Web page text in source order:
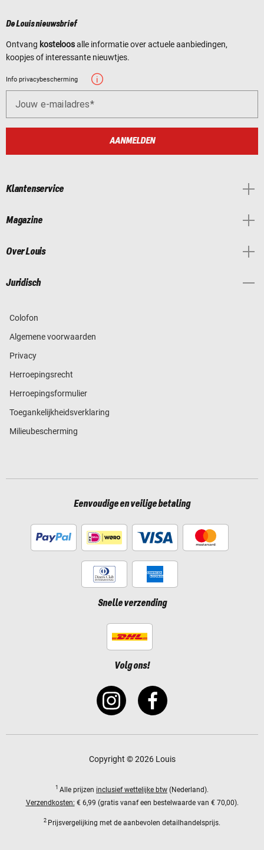
De Louis nieuwsbrief
Ontvang kosteloosalle informatie over actuele aanbiedingen,
koopjes of interessante nieuwtjes.
Info privacybescherming
Jouw e-mailadres
AANMELDEN
Klantenservice
Magazine
Over Louis
Juridisch
Colofon
Algemene voorwaarden
Privacy
Herroepingsrecht
Herroepingsformulier
Toegankelijkheidsverklaring
Milieubescherming
Eenvoudige en veilige betaling
Snelle verzending
Volg ons!
Copyright © 2026 Louis
1 Alle prijzen inclusief wettelijke btw (Nederland).
Verzendkosten: € 6,99 (gratis vanaf een bestelwaarde van € 70,00).
2 Prijsvergelijking met de aanbevolen detailhandelsprijs.